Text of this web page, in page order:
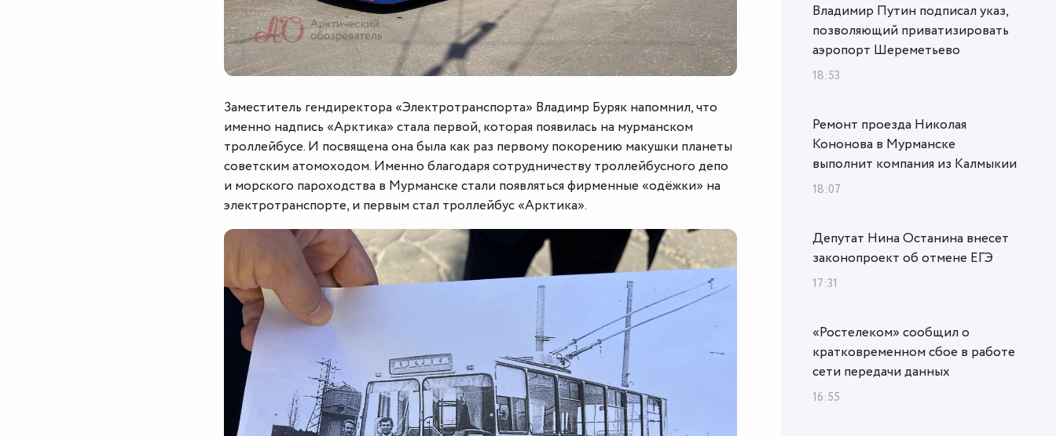
Заместитель гендиректора «Электротранспорта» Владимр Буряк напомнил, что
именно надпись «Арктика» стала первой, которая появилась на мурманском
троллейбусе. И посвящена она была как раз первому покорению макушки планеты
советским атомоходом. Именно благодаря сотрудничеству троллейбусного депо
и морского пароходства в Мурманске стали появляться фирменные «одёжки» на
электротранспорте, и первым стал троллейбус «Арктика».
Владимир Путин подписал указ,
позволяющий приватизировать
аэропорт Шереметьево
18:53
Ремонт проезда Николая
Кононова в Мурманске
выполнит компания из Калмыкии
18:07
Депутат Нина Останина внесет
законопроект об отмене ЕГЭ
17:31
«Ростелеком» сообщил о
кратковременном сбое в работе
сети передачи данных
16:55